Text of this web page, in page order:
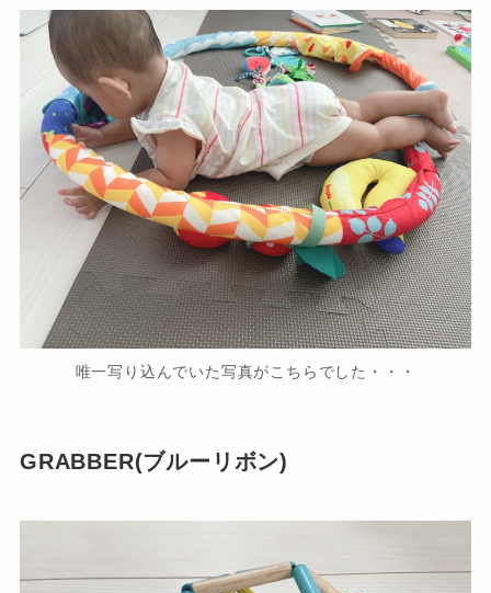
唯一写り込んでいた写真がこちらでした・・・
GRABBER(ブルーリボン)